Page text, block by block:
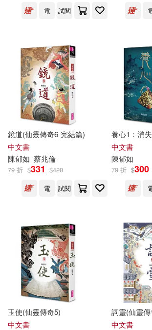
羅伊克．博拉許(2)
翁裕庭（黃羅）(2) 蔡淑媖(2)
謝博明Robert Schafer(2)
阿德蝸(2)
陳郁如(Andrea Wang)(2)
陶樂蒂(2) 黃文輝(2)
劉欣怡(1) 卡洛琳‧科提斯(1)
印卡(1)
吳和銘(1)
吳恩瑋(1) 吳玟嶸(1)
價格
範圍
-
電
試閱
鏡道(仙靈傳奇6-完結篇)
中文書
陳郁如 蔡兆倫
79 折 $331 $420
電
試閱
養心1：消
中文書
陳郁如
79 折 $300
玉使(仙靈傳奇5)
中文書
詞靈(仙靈傳
中文書